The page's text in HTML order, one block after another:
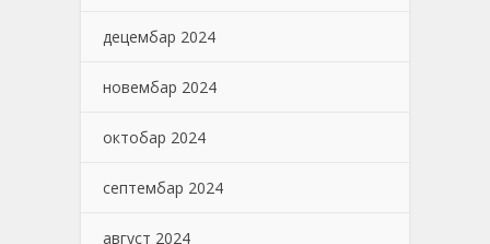
децембар 2024
новембар 2024
октобар 2024
септембар 2024
август 2024